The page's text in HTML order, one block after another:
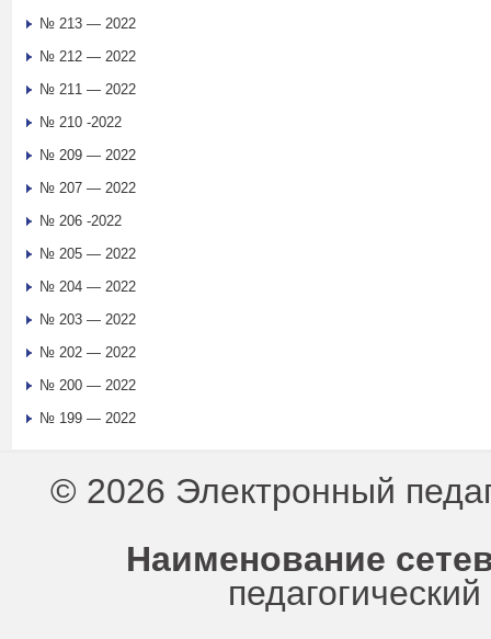
№ 213 — 2022
№ 212 — 2022
№ 211 — 2022
№ 210 -2022
№ 209 — 2022
№ 207 — 2022
№ 206 -2022
№ 205 — 2022
№ 204 — 2022
№ 203 — 2022
№ 202 — 2022
№ 200 — 2022
№ 199 — 2022
© 2026 Электронный
Наименование